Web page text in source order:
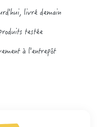
livré demain
testée
à l'entrepôt